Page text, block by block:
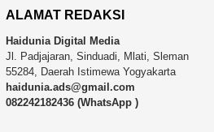
ALAMAT REDAKSI
Haidunia Digital Media
Jl. Padjajaran, Sinduadi, Mlati, Sleman
55284, Daerah Istimewa Yogyakarta
haidunia.ads@gmail.com
082242182436 (WhatsApp )